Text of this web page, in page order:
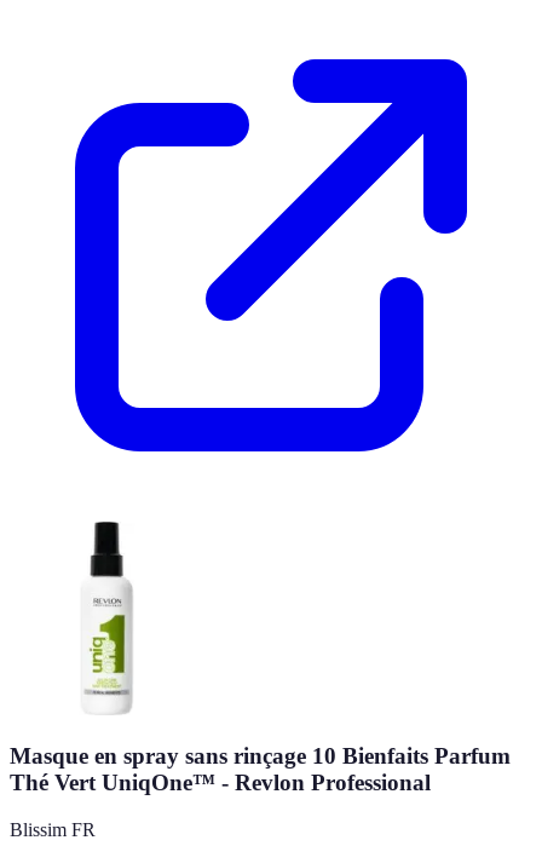
Masque en spray sans rinçage 10 Bienfaits Parfum
Thé Vert UniqOne™ - Revlon Professional
Blissim FR